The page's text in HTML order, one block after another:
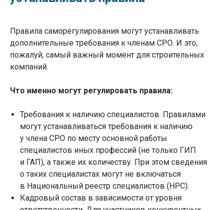
Правила саморегулирования могут устанавливать
дополнительные требования к членам СРО. И это,
пожалуй, самый важный момент для строительных
компаний.
Что именно могут регулировать правила:
Требования к наличию специалистов. Правилами
могут устанавливаться требования к наличию
у члена СРО по месту основной работы
специалистов иных профессий (не только ГИП
и ГАП), а также их количеству. При этом сведения
о таких специалистах могут не включаться
в Национальный реестр специалистов (НРС).
Кадровый состав в зависимости от уровня